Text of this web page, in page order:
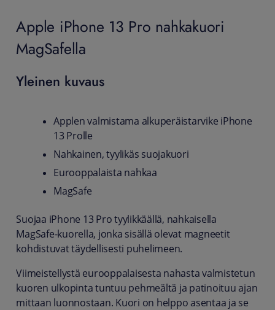
Apple iPhone 13 Pro nahkakuori
MagSafella
Yleinen kuvaus
Applen valmistama alkuperäistarvike iPhone
13 Prolle
Nahkainen, tyylikäs suojakuori
Eurooppalaista nahkaa
MagSafe
Suojaa iPhone 13 Pro tyylikkäällä, nahkaisella
MagSafe-kuorella, jonka sisällä olevat magneetit
kohdistuvat täydellisesti puhelimeen.
Viimeistellystä eurooppalaisesta nahasta valmistetun
kuoren ulkopinta tuntuu pehmeältä ja patinoituu ajan
mittaan luonnostaan. Kuori on helppo asentaa ja se